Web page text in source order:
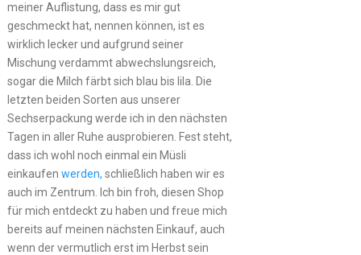
meiner Auflistung, dass es mir gut
geschmeckt hat, nennen können, ist es
wirklich lecker und aufgrund seiner
Mischung verdammt abwechslungsreich,
sogar die Milch färbt sich blau bis lila. Die
letzten beiden Sorten aus unserer
Sechserpackung werde ich in den nächsten
Tagen in aller Ruhe ausprobieren. Fest steht,
dass ich wohl noch einmal ein Müsli
einkaufen werden, schließlich haben wir es
auch im Zentrum. Ich bin froh, diesen Shop
für mich entdeckt zu haben und freue mich
bereits auf meinen nächsten Einkauf, auch
wenn der vermutlich erst im Herbst sein